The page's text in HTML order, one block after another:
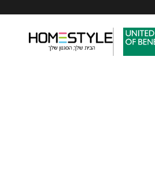
HomeStyle